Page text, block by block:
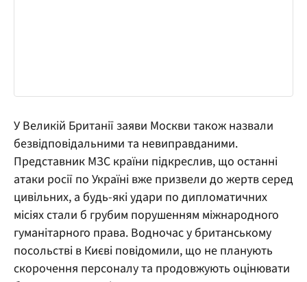
У Великій Британії заяви Москви також назвали
безвідповідальними та невиправданими.
Представник МЗС країни підкреслив, що останні
атаки росії по Україні вже призвели до жертв серед
цивільних, а будь-які удари по дипломатичних
місіях стали б грубим порушенням міжнародного
гуманітарного права. Водночас у британському
посольстві в Києві повідомили, що не планують
скорочення персоналу та продовжують оцінювати